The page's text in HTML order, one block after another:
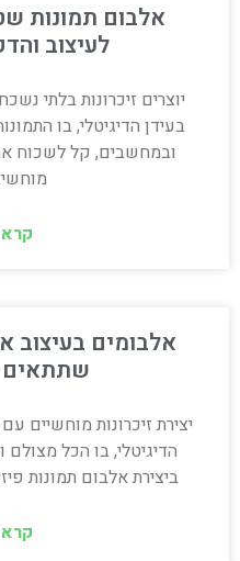
אלבום תמונות
לעיצוב
יוצרים זיכרונות בלתי
בעידן הדיגיטלי, בו
ובמחשבים, קל לשכוח
אלבומים בעיצוב
שתתאים
יצירת זיכרונות מוחשיים
הדיגיטלי, בו הכל
ביצירת אלבום תמונות